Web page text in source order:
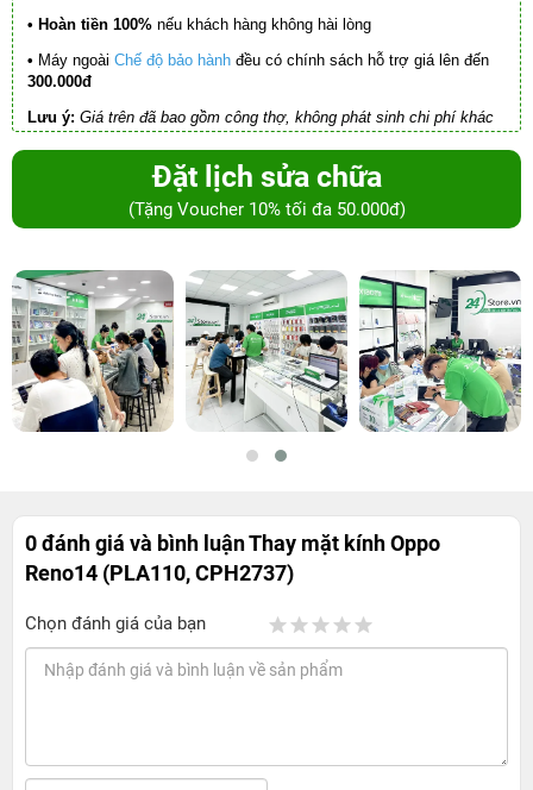
• Hoàn tiền 100% nếu khách hàng không hài lòng
• Máy ngoài Chế độ bảo hành đều có chính sách hỗ trợ giá lên đến
300.000đ
Lưu ý: Giá trên đã bao gồm công thợ, không phát sinh chi phí khác
Đặt lịch sửa chữa
(Tặng Voucher 10% tối đa 50.000đ)
0 đánh giá và bình luậnThay mặt kính Oppo
Reno14 (PLA110, CPH2737)
Chọn đánh giá của bạn